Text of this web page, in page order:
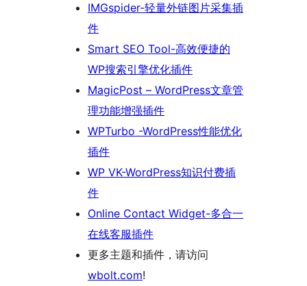
IMGspider-轻量外链图片采集插
件
Smart SEO Tool-高效便捷的
WP搜索引擎优化插件
MagicPost – WordPress文章管
理功能增强插件
WPTurbo -WordPress性能优化
插件
WP VK-WordPress知识付费插
件
Online Contact Widget-多合一
在线客服插件
更多主题和插件，请访问
wbolt.com!